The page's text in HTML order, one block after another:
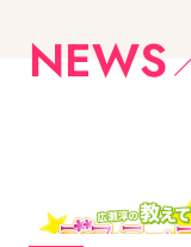
NEWS